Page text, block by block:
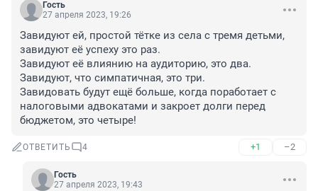
Гость
27 апреля 2023, 19:26
Завидуют ей, простой тётке из села с тремя детьми,
завидуют её успеху это раз.
Завидуют её влиянию на аудиторию, это два.
Завидуют, что симпатичная, это три.
Завидовать будут ещё больше, когда поработает с
налоговыми адвокатами и закроет долги перед
бюджетом, это четыре!
ОТВЕТИТЬ 4 +1 –2
Гость
27 апреля 2023, 19:43